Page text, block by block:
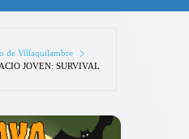
de Villaquilambre
JOVEN: SURVIVAL